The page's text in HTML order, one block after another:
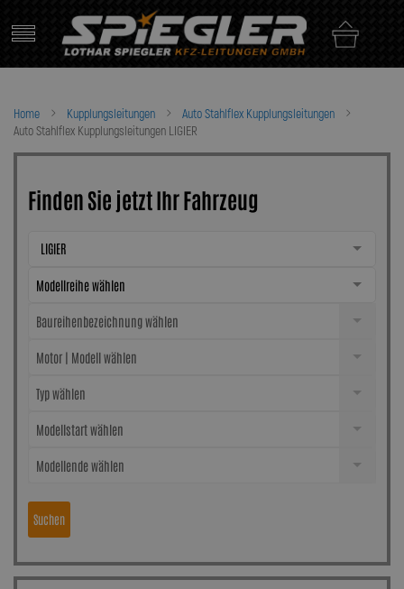
content
Home Kupplungsleitungen
Auto Stahlflex Kupplungsleitungen
Auto Stahlflex Kupplungsleitungen LIGIER
Finden Sie jetzt Ihr Fahrzeug
LIGIER
Modellreihe wählen
Baureihenbezeichnung wählen
Motor | Modell wählen
Typ wählen
Modellstart wählen
Modellende wählen
Suchen